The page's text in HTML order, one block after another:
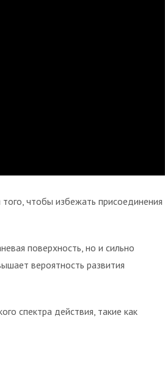
чтобы избежать присоединения
поверхность, но и сильно
вероятность развития
спектра действия, такие как